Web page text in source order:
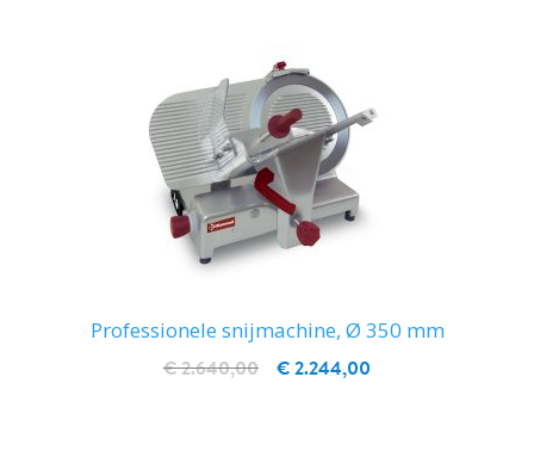
Professionele snijmachine, Ø 350 mm
€ 2.244,00
€ 2.640,00